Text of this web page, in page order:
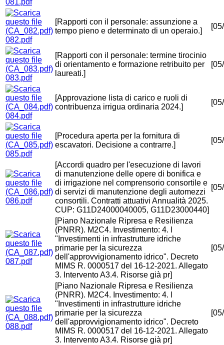
081.pdf
082.pdf
[Rapporti con il personale: assunzione a
tempo pieno e determinato di un operaio.]
083.pdf
[Rapporti con il personale: termine tirocinio
di orientamento e formazione retribuito per
laureati.]
084.pdf
[Approvazione lista di carico e ruoli di
contribuenza irrigua ordinaria 2024.]
085.pdf
[Procedura aperta per la fornitura di
escavatori. Decisione a contrarre.]
086.pdf
[Accordi quadro per l'esecuzione di lavori
di manutenzione delle opere di bonifica e
di irrigazione nel comprensorio consortile e
di servizi di manutenzione degli automezzi
consortili. Contratti attuativi Annualità 2025.
CUP: G11D24000040005, G11D23000440]
087.pdf
[Piano Nazionale Ripresa e Resilienza
(PNRR). M2C4. Investimento: 4. l
"Investimenti in infrastrutture idriche
primarie per la sicurezza
dell'approvvigionamento idrico". Decreto
MIMS R. 0000517 del 16-12-2021. Allegato
3. Intervento A3.4. Risorse già pr]
088.pdf
[Piano Nazionale Ripresa e Resilienza
(PNRR). M2C4. Investimento: 4. l
"Investimenti in infrastrutture idriche
primarie per la sicurezza
dell'approvvigionamento idrico". Decreto
MIMS R. 0000517 del 16-12-2021. Allegato
3. Intervento A3.4. Risorse già pr]